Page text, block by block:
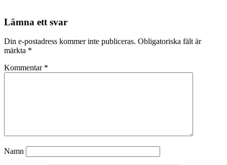
Lämna ett svar
Din e-postadress kommer inte publiceras. Obligatoriska fält är
märkta *
Kommentar *
Namn